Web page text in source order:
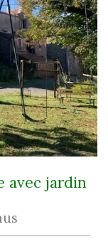
avec jardin